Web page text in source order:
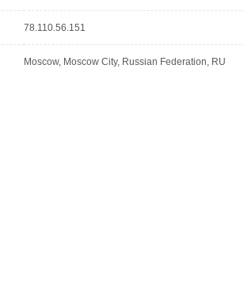
78.110.56.151
Moscow, Moscow City, Russian Federation, RU